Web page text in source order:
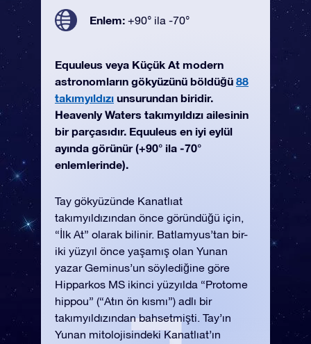
Enlem: +90° ila -70°
Equuleus veya Küçük At modern
astronomların gökyüzünü böldüğü 88
takımyıldızı unsurundan biridir.
Heavenly Waters takımyıldızı ailesinin
bir parçasıdır. Equuleus en iyi eylül
ayında görünür (+90° ila -70°
enlemlerinde).
Tay gökyüzünde Kanatlıat
takımyıldızından önce göründüğü için,
“İlk At” olarak bilinir. Batlamyus’tan bir-
iki yüzyıl önce yaşamış olan Yunan
yazar Geminus’un söylediğine göre
Hipparkos MS ikinci yüzyılda “Protome
hippou” (“Atın ön kısmı”) adlı bir
takımyıldızından bahsetmişti. Tay’ın
Yunan mitolojisindeki Kanatlıat’ın